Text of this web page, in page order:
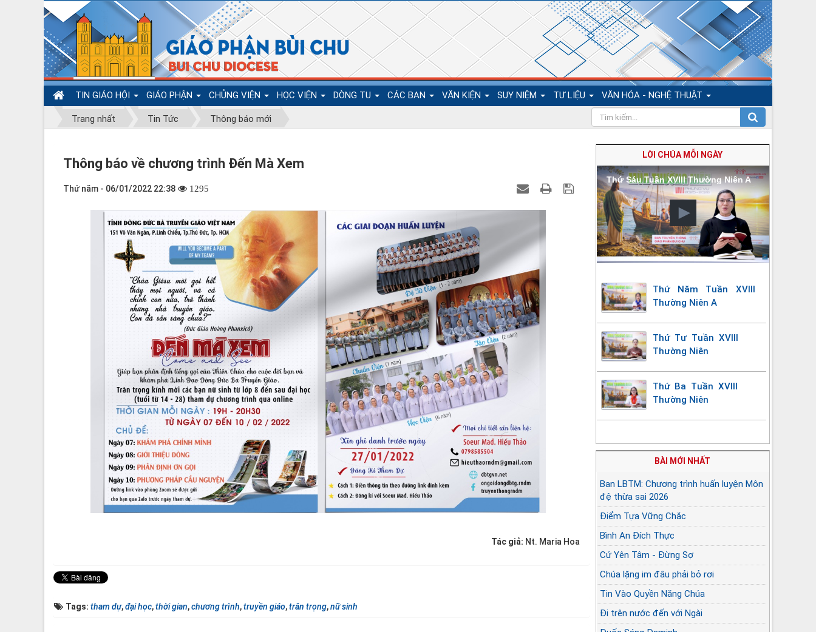
TIN GIÁO HỘI GIÁO PHẬN CHỦNG VIỆN HỌC VIỆN DÒNG TU CÁC BAN VĂN KIỆN SUY NIỆM TƯ LIỆU VĂN HÓA - NGHỆ THUẬT
Trang nhất Tin Tức Thông báo mới
Thông báo về chương trình Đến Mà Xem
Thứ năm - 06/01/2022 22:38 1295
Tác giả: Nt. Maria Hoa
Tags: tham dự,đại học,thời gian,chương trình,truyền giáo,trân trọng,nữ sinh
LỜI CHÚA MỖI NGÀY
Thứ Sáu Tuần XVIII Thường Niên A
Thứ Năm Tuần XVIII
Thường Niên A
Thứ Tư Tuần XVIII
Thường Niên
Thứ Ba Tuần XVIII
Thường Niên
BÀI MỚI NHẤT
Ban LBTM: Chương trình huấn luyện Môn
đệ thừa sai 2026
Điểm Tựa Vững Chắc
Bình An Đích Thực
Cứ Yên Tâm - Đừng Sợ
Chúa lặng im đâu phải bỏ rơi
Tin Vào Quyền Năng Chúa
Đi trên nước đến với Ngài